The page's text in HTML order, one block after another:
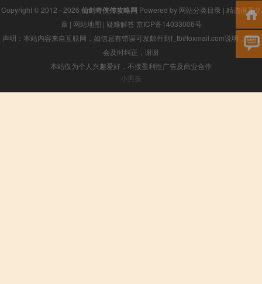
Copyright © 2012 - 2026 仙剑奇侠传攻略网 Powered by 网站分类目录 | 精选推荐文
章 | 网站地图 | 疑难解答 京ICP备14033006号
声明：本站内容来自互联网，如信息有错误可发邮件到f_fb#foxmail.com说明，我们
会及时纠正，谢谢
本站仅为个人兴趣爱好，不接盈利性广告及商业合作
小男孩